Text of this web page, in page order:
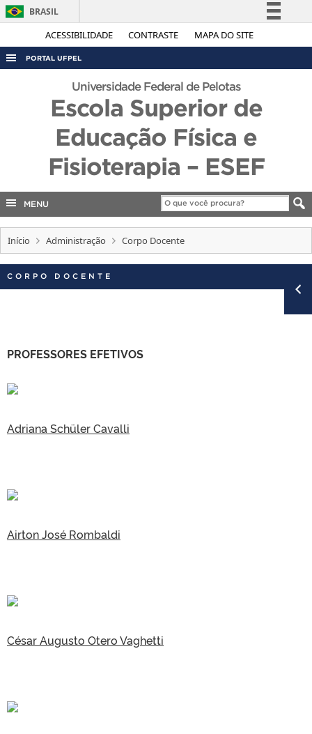
ACESSIBILIDADE CONTRASTE MAPA DO SITE
BRASIL
Simplifique!
Acesso à informação
Legislação
Canais
PORTAL UFPEL
ACESSO À INFORMAÇÃO
AUDITORIA
COBALTO
EDITAIS
INTERNACIONAL
Universidade Federal de Pelotas
Escola Superior de
Educação Física e
Fisioterapia – ESEF
MENU
Início Administração Corpo Docente
CORPO DOCENTE
PROFESSORES EFETIVOS
Adriana Schüler Cavalli
Airton José Rombaldi
César Augusto Otero Vaghetti